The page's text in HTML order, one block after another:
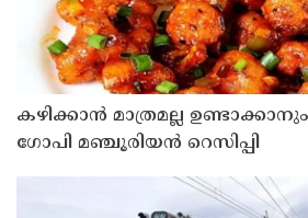
കഴിക്കാൻ മാത്രമല്ല
ഗോപി മഞ്ചൂരിയൻ റെസിപ്പി